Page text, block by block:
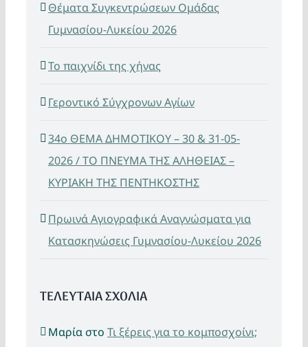
Θέματα Συγκεντρώσεων Ομάδας
Γυμνασίου-Λυκείου 2026
Το παιχνίδι της χήνας
Γεροντικό Σύγχρονων Αγίων
34ο ΘΕΜΑ ΔΗΜΟΤΙΚΟΥ – 30 & 31-05-
2026 / ΤΟ ΠΝΕΥΜΑ ΤΗΣ ΑΛΗΘΕΙΑΣ –
ΚΥΡΙΑΚΗ ΤΗΣ ΠΕΝΤΗΚΟΣΤΗΣ
Πρωινά Αγιογραφικά Αναγνώσματα για
Κατασκηνώσεις Γυμνασίου-Λυκείου 2026
ΤΕΛΕΥΤΑΙΑ ΣΧΟΛΙΑ
Μαρία στο Τι ξέρεις για το κομποσχοίνι;